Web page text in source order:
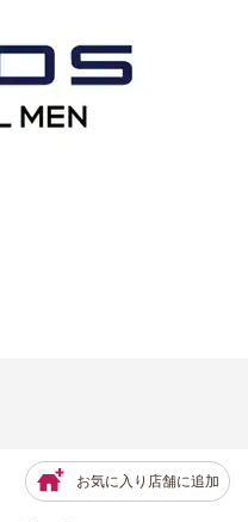
お気に入り店舗に追加